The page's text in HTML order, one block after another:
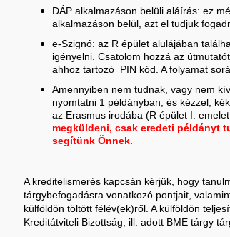
DÁP alkalmazáson belüli aláírás: ez
alkalmazáson belül, azt el tudjuk
e-Szignó: az R épület alulájában
igényelni. Csatolom hozzá az
ahhoz tartozó PIN kód. A folyamat
Amennyiben nem tudnak, vagy nem
nyomtatni 1 példányban, és kézzel,
az Erasmus irodába (R épület I.
megküldeni, csak eredeti példányt
segítünk Önnek.
A kreditelismerés kapcsán kérjük, hogy
tárgybefogadásra vonatkozó pontjait,
külföldön töltött félév(ek)ről. A külföldön
Kreditátviteli Bizottság, ill. adott BME tárgy